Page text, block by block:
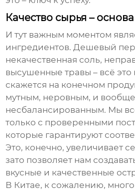
Качество сырья –
И тут важным моментом
ингредиентов. Дешевый
некачественная соль,
высушенные травы – всё это
скажется на конечном
мутным, неровным, и
несбалансированным. Мы
только с проверенными
которые гарантируют
Это, конечно, увеличивает
зато позволяет нам
вкусные и качественные
В Китае, к сожалению,